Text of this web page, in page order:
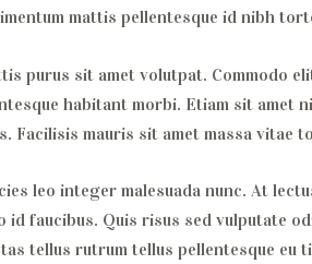
mattis pellentesque id nibh
purus sit amet volutpat. Commodo
habitant morbi. Etiam sit amet
Facilisis mauris sit amet massa vitae
leo integer malesuada nunc. At
id faucibus. Quis risus sed vulputate
tellus rutrum tellus pellentesque eu